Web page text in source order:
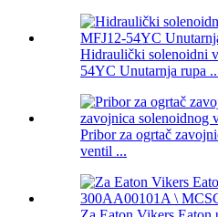
Hidraulički solenoidni
54YC Unutarnja rupa
Pribor za ogrtač
ventil ...